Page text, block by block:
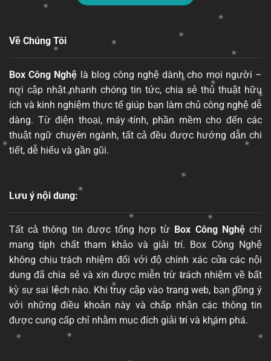
Về Chúng Tôi
Box Công Nghệ là blog công nghệ dành cho mọi người –
nơi cập nhật nhanh chóng tin tức, chia sẻ thủ thuật hữu
ích và kinh nghiệm thực tế giúp bạn làm chủ công nghệ dễ
dàng. Từ điện thoại, máy tính, phần mềm cho đến các
thuật ngữ chuyên ngành, tất cả đều được hướng dẫn chi
tiết, dễ hiểu và gần gũi.
Lưu ý nội dung:
Tất cả thông tin được tổng hợp từ Box Công Nghệchỉ
mang tính chất tham khảo và giải trí. Box Công Nghệ
không chịu trách nhiệm đối với độ chính xác của các nội
dung đã chia sẻ và xin được miễn trừ trách nhiệm về bất
kỳ sự sai lệch nào. Khi truy cập vào trang web, bạn đồng ý
với những điều khoản này và chấp nhận các thông tin
được cung cấp chỉ nhằm mục đích giải trí và khám phá.